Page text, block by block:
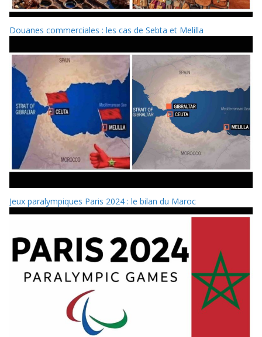
Douanes commerciales : les cas de Sebta et Melilla
Jeux paralympiques Paris 2024 : le bilan du Maroc